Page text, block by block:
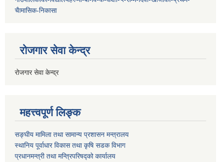
चैामासिक-निकासा
रोजगार सेवा केन्द्र
रोजगार सेवा केन्द्र
महत्त्वपूर्ण लिङ्क
सङ्घीय मामिला तथा सामान्य प्रशासन मन्त्रालय
स्थानिय पूर्वाधार विकास तथा कृषि सडक विभाग
प्रधानमन्त्री तथा मन्त्रिपरिषद्को कार्यालय